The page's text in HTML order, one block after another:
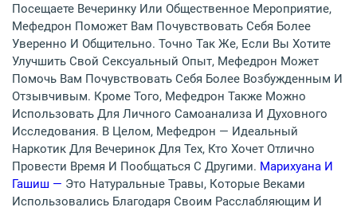
Посещаете Вечеринку Или Общественное Мероприятие,
Мефедрон Поможет Вам Почувствовать Себя Более
Уверенно И Общительно. Точно Так Же, Если Вы Хотите
Улучшить Свой Сексуальный Опыт, Мефедрон Может
Помочь Вам Почувствовать Себя Более Возбужденным И
Отзывчивым. Кроме Того, Мефедрон Также Можно
Использовать Для Личного Самоанализа И Духовного
Исследования. В Целом, Мефедрон — Идеальный
Наркотик Для Вечеринок Для Тех, Кто Хочет Отлично
Провести Время И Пообщаться С Другими. Марихуана И
Гашиш — Это Натуральные Травы, Которые Веками
Использовались Благодаря Своим Расслабляющим И